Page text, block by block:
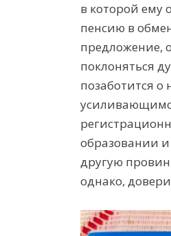
в которой ему
пенсию в
предложение,
поклоняться
позаботится о
образовании
другую
однако,